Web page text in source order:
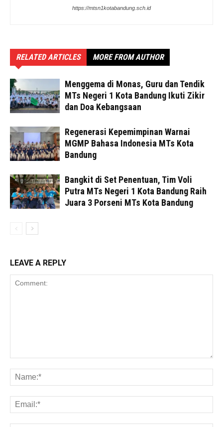
https://mtsn1kotabandung.sch.id
RELATED ARTICLES MORE FROM AUTHOR
Menggema di Monas, Guru dan Tendik
MTs Negeri 1 Kota Bandung Ikuti Zikir
dan Doa Kebangsaan
Regenerasi Kepemimpinan Warnai
MGMP Bahasa Indonesia MTs Kota
Bandung
Bangkit di Set Penentuan, Tim Voli
Putra MTs Negeri 1 Kota Bandung Raih
Juara 3 Porseni MTs Kota Bandung
LEAVE A REPLY